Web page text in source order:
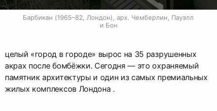
Барбикан (1965–82, Лондон), арх. Чемберлин, Пауэлл
и Бон
целый «город в городе» вырос на 35 разрушенных
акрах после бомбёжки. Сегодня — это охраняемый
памятник архитектуры и один из самых премиальных
жилых комплексов Лондона .